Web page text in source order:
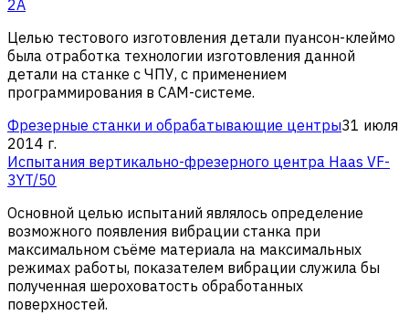
2A
Целью тестового изготовления детали пуансон-клеймо
была отработка технологии изготовления данной
детали на станке с ЧПУ, с применением
программирования в CAM-системе.
Фрезерные станки и обрабатывающие центры31 июля
2014 г.
Испытания вертикально-фрезерного центра Haas VF-
3YT/50
Основной целью испытаний являлось определение
возможного появления вибрации станка при
максимальном съёме материала на максимальных
режимах работы, показателем вибрации служила бы
полученная шероховатость обработанных
поверхностей.